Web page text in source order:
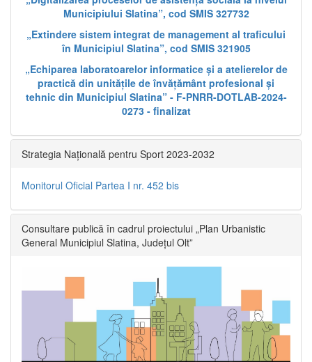
Municipiului Slatina”, cod SMIS 327732
„Extindere sistem integrat de management al traficului
în Municipiul Slatina”, cod SMIS 321905
„Echiparea laboratoarelor informatice și a atelierelor de
practică din unitățile de învățământ profesional și
tehnic din Municipiul Slatina” - F-PNRR-DOTLAB-2024-
0273 - finalizat
Strategia Națională pentru Sport 2023-2032
Monitorul Oficial Partea I nr. 452 bis
Consultare publică în cadrul proiectului „Plan Urbanistic
General Municipiul Slatina, Județul Olt”